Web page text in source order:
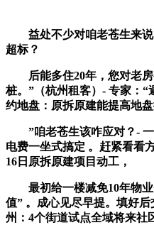
益处不少对咱老苍生来说
超标？
后能多住20年，您对老房
桩。”（杭州租客）- 专家：
约地盘：原拆原建能提高地
”咱老苍生该咋应对？- 一
电费一坐式搞定 。赶紧看看
16日原拆原建项目动工，
最初给一楼减免10年物业
值” 。成心见尽早提。填好
州：4个街道试点全域将来社